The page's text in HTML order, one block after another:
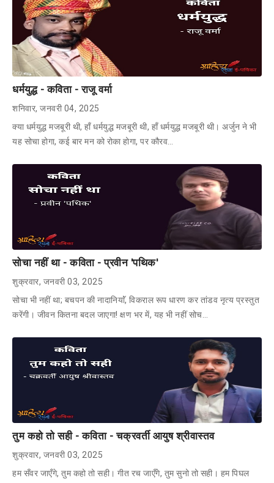
धर्मयुद्ध - कविता - राजू वर्मा
शनिवार, जनवरी 04, 2025
क्या धर्मयुद्ध मजबूरी थी, हाँ धर्मयुद्ध मजबूरी थी, हाँ धर्मयुद्ध मजबूरी थी। अर्जुन ने भी
यह सोचा होगा, कई बार मन को रोका होगा, पर कौरव…
सोचा नहीं था - कविता - प्रवीन 'पथिक'
शुक्रवार, जनवरी 03, 2025
सोचा भी नहीं था; बचपन की नादानियाॅं, विकराल रूप धारण कर तांडव नृत्य प्रस्तुत
करेंगी। जीवन कितना बदल जाएगा! क्षण भर में, यह भी नहीं सोच…
तुम कहो तो सही - कविता - चक्रवर्ती आयुष श्रीवास्तव
शुक्रवार, जनवरी 03, 2025
हम सँवर जाएँगे, तुम कहो तो सही। गीत रच जाएँगे, तुम सुनो तो सही। हम पिघल